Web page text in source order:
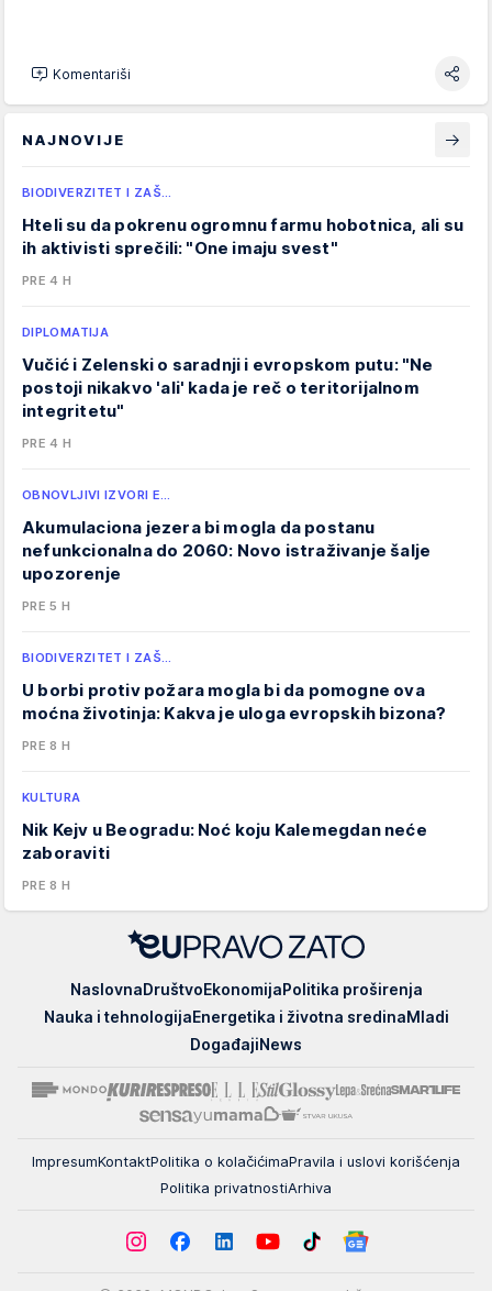
Komentariši
NAJNOVIJE
BIODIVERZITET I ZAŠ…
Hteli su da pokrenu ogromnu farmu hobotnica, ali su
ih aktivisti sprečili: "One imaju svest"
PRE 4 H
DIPLOMATIJA
Vučić i Zelenski o saradnji i evropskom putu: "Ne
postoji nikakvo 'ali' kada je reč o teritorijalnom
integritetu"
PRE 4 H
OBNOVLJIVI IZVORI E…
Akumulaciona jezera bi mogla da postanu
nefunkcionalna do 2060: Novo istraživanje šalje
upozorenje
PRE 5 H
BIODIVERZITET I ZAŠ…
U borbi protiv požara mogla bi da pomogne ova
moćna životinja: Kakva je uloga evropskih bizona?
PRE 8 H
KULTURA
Nik Kejv u Beogradu: Noć koju Kalemegdan neće
zaboraviti
PRE 8 H
EUpravo
zato
NaslovnaDruštvoEkonomijaPolitika proširenja
Nauka i tehnologijaEnergetika i životna sredinaMladi
DogađajiNews
ImpresumKontaktPolitika o kolačićimaPravila i uslovi korišćenja
Politika privatnostiArhiva